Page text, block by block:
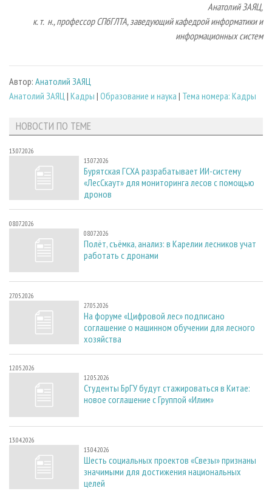
Анатолий ЗАЯЦ,
к. т. н., профессор СПбГЛТА, заведующий кафедрой информатики и
информационных систем
Автор: Анатолий ЗАЯЦ
Анатолий ЗАЯЦ | Кадры | Образование и наука | Тема номера: Кадры
НОВОСТИ ПО ТЕМЕ
13.07.2026
13.07.2026
Бурятская ГСХА разрабатывает ИИ-систему
«ЛесСкаут» для мониторинга лесов с помощью
дронов
08.07.2026
08.07.2026
Полёт, съёмка, анализ: в Карелии лесников учат
работать с дронами
27.05.2026
27.05.2026
На форуме «Цифровой лес» подписано
соглашение о машинном обучении для лесного
хозяйства
12.05.2026
12.05.2026
Студенты БрГУ будут стажироваться в Китае:
новое соглашение с Группой «Илим»
13.04.2026
13.04.2026
Шесть социальных проектов «Свезы» признаны
значимыми для достижения национальных
целей